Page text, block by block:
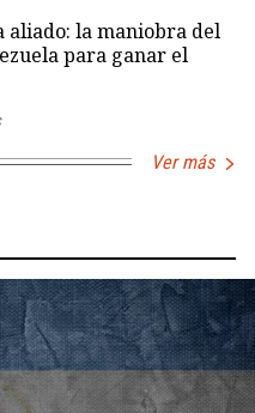
aliado: la maniobra del
para ganar el
Ver más